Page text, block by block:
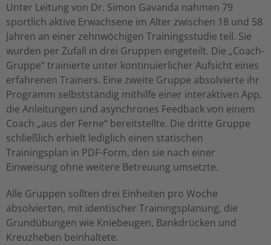
Unter Leitung von Dr. Simon Gavanda nahmen 79
sportlich aktive Erwachsene im Alter zwischen 18 und 58
Jahren an einer zehnwöchigen Trainingsstudie teil. Sie
wurden per Zufall in drei Gruppen eingeteilt. Die „Coach-
Gruppe“ trainierte unter kontinuierlicher Aufsicht eines
erfahrenen Trainers. Eine zweite Gruppe absolvierte ihr
Programm selbstständig mithilfe einer interaktiven App,
die Anleitungen und asynchrones Feedback von einem
Coach „aus der Ferne“ bereitstellte. Die dritte Gruppe
schließlich erhielt lediglich einen statischen
Trainingsplan in PDF-Form, den sie nach einer
Einweisung ohne weitere Betreuung umsetzte.
Alle Gruppen sollten drei Einheiten pro Woche
absolvierten, mit identischer Trainingsplanung, die
Grundübungen wie Kniebeugen, Bankdrücken und
Kreuzheben beinhaltete.